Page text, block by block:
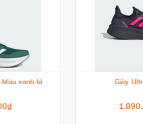
lá Giày Ultraboost 5
1.890.000₫